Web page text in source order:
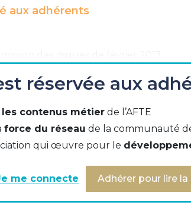
aux adhérents
Fritsch et Pierre Panissie, Axa
Managers
réservée aux
contenus métier de l’AFTE
force du réseau de la communauté
qui œuvre pour le
me connecte Adhérer pour lire la